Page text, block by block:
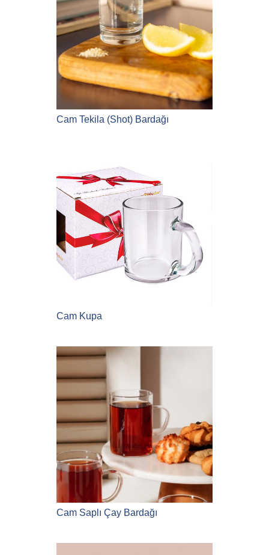
Cam Tekila (Shot) Bardağı
Cam Kupa
Cam Saplı Çay Bardağı